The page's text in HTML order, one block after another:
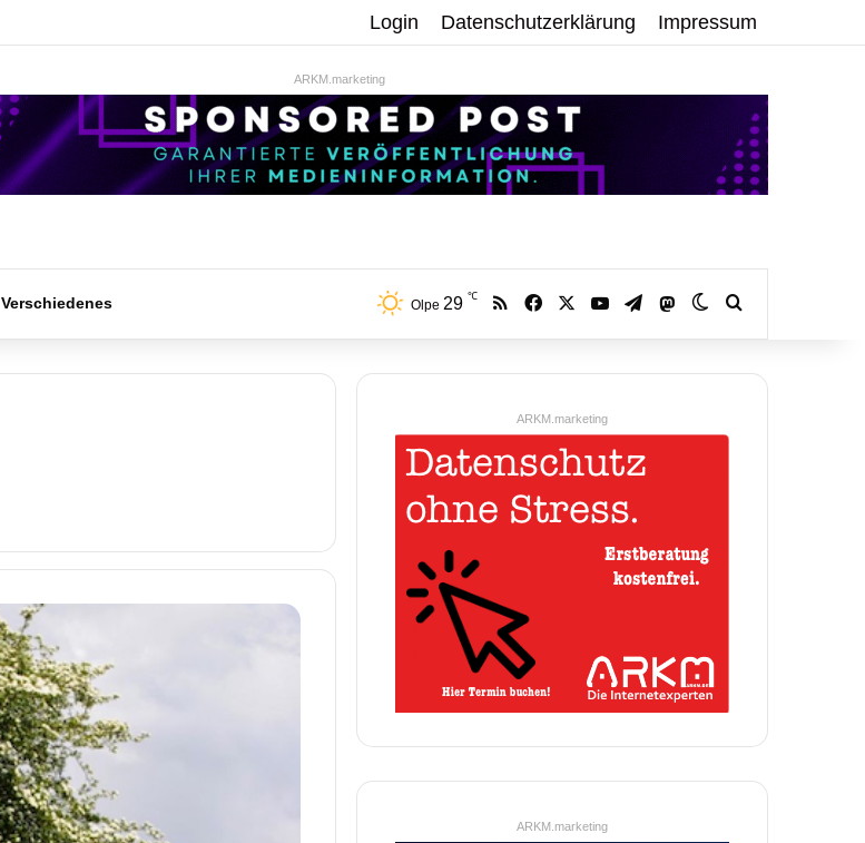
Login Datenschutzerklärung Impressum
ARKM.marketing
Verschiedenes Olpe 29 ℃ RSS Facebook YouTubeTelegramMastodonSkin umschalten
ARKM.marketing
ARKM.marketing